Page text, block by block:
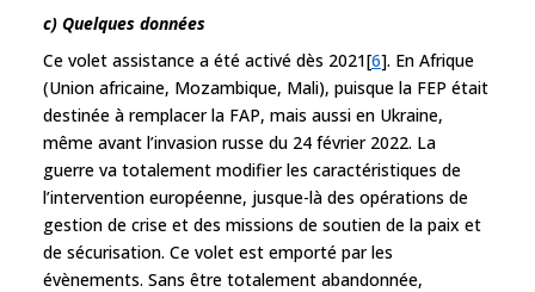
c) Quelques données
Ce volet assistance a été activé dès 2021[6]. En Afrique
(Union africaine, Mozambique, Mali), puisque la FEP était
destinée à remplacer la FAP, mais aussi en Ukraine,
même avant l’invasion russe du 24 février 2022. La
guerre va totalement modifier les caractéristiques de
l’intervention européenne, jusque-là des opérations de
gestion de crise et des missions de soutien de la paix et
de sécurisation. Ce volet est emporté par les
évènements. Sans être totalement abandonnée,